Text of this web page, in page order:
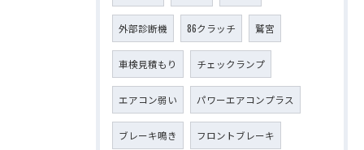
外部診断機 86クラッチ 鷲宮
車検見積もり チェックランプ
エアコン弱い パワーエアコンプラス
ブレーキ鳴き フロントブレーキ